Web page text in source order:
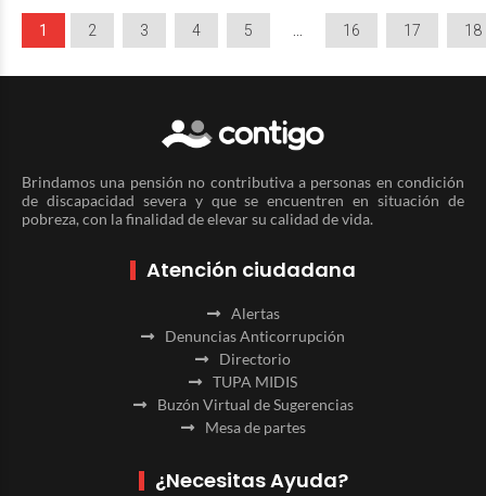
1 2 3 4 5 16 17 18
Brindamos una pensión no contributiva a personas en condición
de discapacidad severa y que se encuentren en situación de
pobreza, con la finalidad de elevar su calidad de vida.
Atención ciudadana
Alertas
Denuncias Anticorrupción
Directorio
TUPA MIDIS
Buzón Virtual de Sugerencias
Mesa de partes
¿Necesitas Ayuda?